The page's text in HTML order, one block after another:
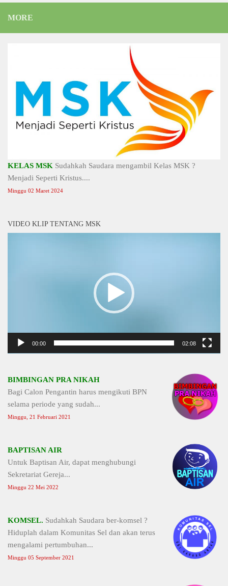
MORE
KELAS MSK Sudahkah Saudara mengambil Kelas MSK ?
Menjadi Seperti Kristus....
Minggu 02 Maret 2024
VIDEO KLIP TENTANG MSK
00:00 02:08
BIMBINGAN PRA NIKAH
Bagi Calon Pengantin harus mengikuti BPN
selama periode yang sudah...
Minggu, 21 Februari 2021
BAPTISAN AIR
Untuk Baptisan Air, dapat menghubungi
Sekretariat Gereja...
Minggu 22 Mei 2022
KOMSEL. Sudahkah Saudara ber-komsel ?
Hiduplah dalam Komunitas Sel dan akan terus
mengalami pertumbuhan...
Minggu 05 September 2021